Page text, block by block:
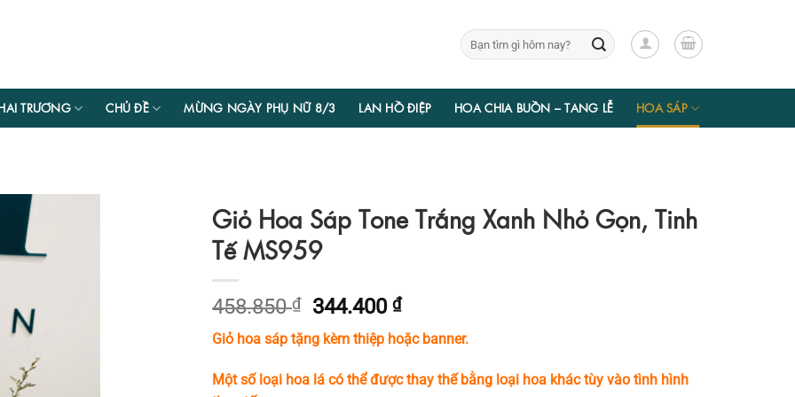
Tìm
kiếm:
TRƯƠNG CHỦ ĐỀ MỪNG NGÀY PHỤ NỮ 8/3 LAN HỒ ĐIỆP HOA CHIA BUỒN – TANG LỄ HOA SÁP
Giỏ Hoa Sáp Tone Trắng Xanh Nhỏ Gọn, Tinh
Tế MS959
458.850₫
Giá
gốc
là:
458.850 ₫.
344.400₫Giá
hiện
tại
là:
344.400 ₫.
Giỏ hoa sáp tặng kèm thiệp hoặc banner.
Một số loại hoa lá có thể được thay thế bằng loại hoa khác tùy vào tình hình